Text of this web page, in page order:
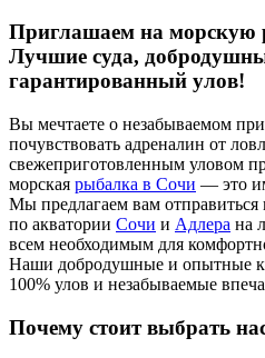
Приглашаем на морскую
Лучшие суда,
гарантированный улов!
Вы мечтаете о незабываемом
почувствовать адреналин от
свежеприготовленным уловом
морская рыбалка в Сочи — это
Мы предлагаем вам отправиться
по акватории Сочи и Адлера на
всем необходимым для
Наши добродушные и опытные
100% улов и незабываемые
Почему стоит выбрать